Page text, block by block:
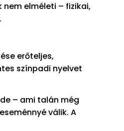
nem elméleti – fizikai,
erőteljes,
színpadi nyelvet
– ami talán még
válik. A